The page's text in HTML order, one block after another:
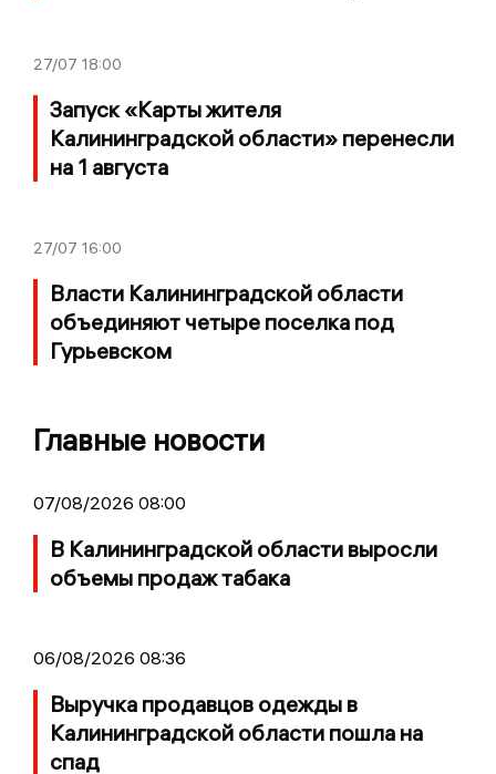
27/07 18:00
Запуск «Карты жителя
Калининградской области» перенесли
на 1 августа
27/07 16:00
Власти Калининградской области
объединяют четыре поселка под
Гурьевском
Главные новости
07/08/2026 08:00
В Калининградской области выросли
объемы продаж табака
06/08/2026 08:36
Выручка продавцов одежды в
Калининградской области пошла на
спад